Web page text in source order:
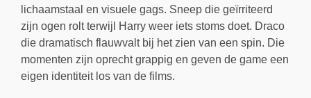
lichaamstaal en visuele gags. Sneep die geïrriteerd
zijn ogen rolt terwijl Harry weer iets stoms doet. Draco
die dramatisch flauwvalt bij het zien van een spin. Die
momenten zijn oprecht grappig en geven de game een
eigen identiteit los van de films.